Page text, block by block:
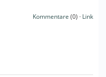
Kommentare (0) · Link